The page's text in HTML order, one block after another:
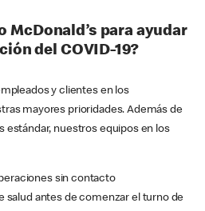
McDonald’s para ayudar
del COVID-19?
y clientes en los
mayores prioridades. Además de
estándar, nuestros equipos en los
sin contacto
salud antes de comenzar el turno de